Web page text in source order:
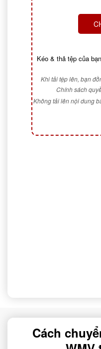
Kéo & thả tệp của
Khi tải tệp lên, bạn
Chính sách
Không tải lên nội dung
Cách